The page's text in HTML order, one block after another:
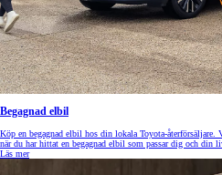
Begagnad elbil
Köp en begagnad elbil hos din lokala Toyota-
när du har hittat en begagnad elbil som passar dig och din
Läs mer